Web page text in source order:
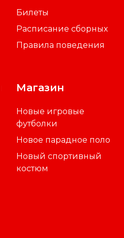
Билеты
Расписание сборных
Правила поведения
Магазин
Новые игровые
футболки
Новое парадное поло
Новый спортивный
костюм